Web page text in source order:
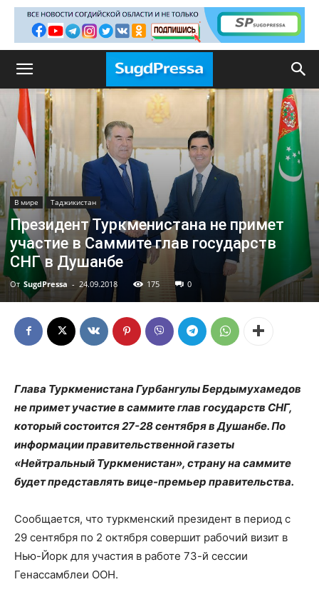
В мире Таджикистан
Президент Туркменистана не примет
участие в Саммите глав государств
СНГ в Душанбе
От SugdPressa - 24.09.2018 175 0
Глава Туркменистана Гурбангулы Бердымухамедов
не примет участие в саммите глав государств СНГ,
который состоится 27-28 сентября в Душанбе. По
информации правительственной газеты
«Нейтральный Туркменистан», страну на саммите
будет представлять вице-премьер правительства.
Сообщается, что туркменский президент в период с
29 сентября по 2 октября совершит рабочий визит в
Нью-Йорк для участия в работе 73-й сессии
Генассамблеи ООН.